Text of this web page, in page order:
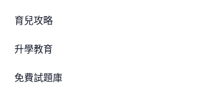
育兒攻略
升學教育
免費試題庫